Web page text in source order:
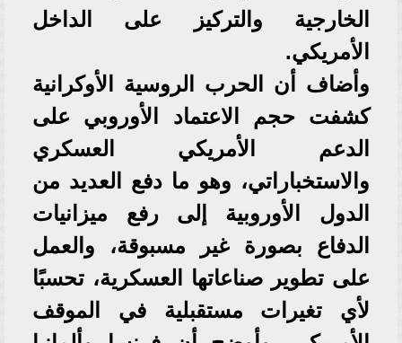
الخارجية والتركيز على الداخل
الأمريكي.
وأضاف أن الحرب الروسية الأوكرانية
كشفت حجم الاعتماد الأوروبي على
الدعم الأمريكي العسكري
والاستخباراتي، وهو ما دفع العديد من
الدول الأوروبية إلى رفع ميزانيات
الدفاع بصورة غير مسبوقة، والعمل
على تطوير صناعاتها العسكرية، تحسبًا
لأي تغيرات مستقبلية في الموقف